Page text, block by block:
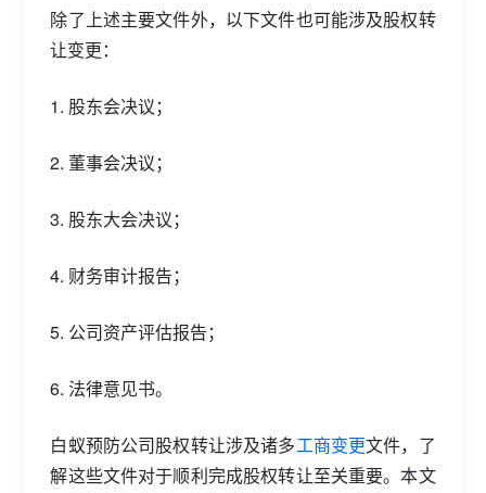
除了上述主要文件外，以下文件也可能涉及股权转
让变更：
1. 股东会决议；
2. 董事会决议；
3. 股东大会决议；
4. 财务审计报告；
5. 公司资产评估报告；
6. 法律意见书。
白蚁预防公司股权转让涉及诸多工商变更文件，了
解这些文件对于顺利完成股权转让至关重要。本文